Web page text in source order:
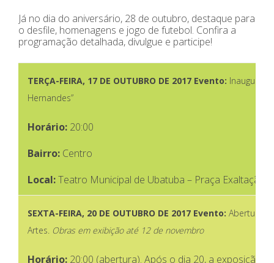
Já no dia do aniversário, 28 de outubro, destaque para
o desfile, homenagens e jogo de futebol. Confira a
programação detalhada, divulgue e participe!
TERÇA-FEIRA, 17 DE OUTUBRO DE 2017 Evento:
Hernandes”
Horário: 20:00
Bairro: Centro
Local:Teatro Municipal de Ubatuba – Praça Exaltação
SEXTA-FEIRA, 20 DE OUTUBRO DE 2017 Evento: Abertura
Artes. Obras em exibição até 12 de novembro
Horário: 20:00 (abertura). Após o dia 20, a exposição